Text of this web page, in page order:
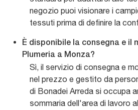
negozio puoi visionare i
tessuti prima di definire la
È disponibile la consegna e il
Plumeria a Monza?
Sì, il servizio di consegna e
nel prezzo e gestito da
di Bonadei Arreda si occupa
sommaria dell'area di lavoro